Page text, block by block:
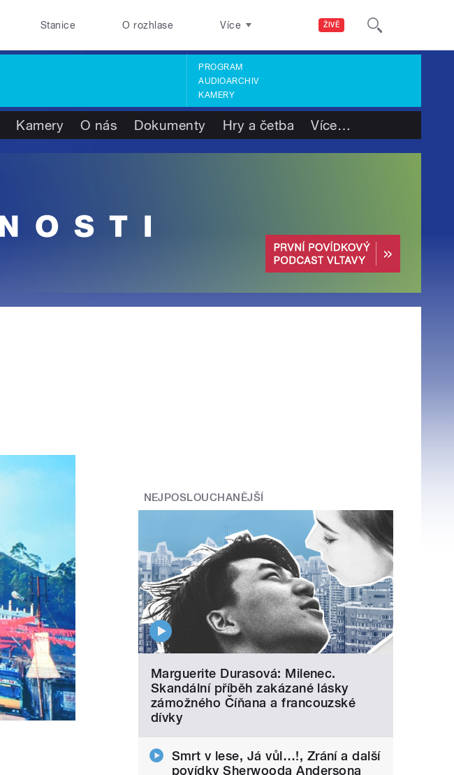
ŽIVĚ
Stanice O rozhlase Více
PROGRAM
AUDIOARCHIV
KAMERY
Kamery O nás Dokumenty Hry a četba Více…
NEJPOSLOUCHANĚJŠÍ
Marguerite Durasová: Milenec.
Skandální příběh zakázané lásky
zámožného Číňana a francouzské
dívky
Smrt v lese, Já vůl…!, Zrání a další
povídky Sherwooda Andersona